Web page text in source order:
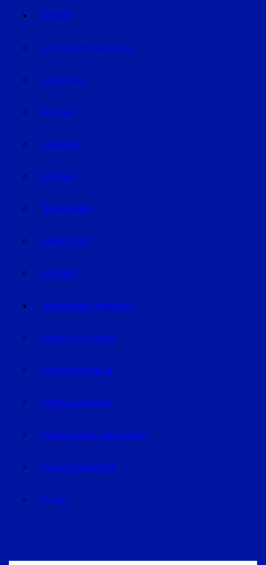
SPORT
EISHOCKEY/INLINEHOCKEY
VOLLEYBALL
FUSSBALL
HANDBALL
FOOTBALL
TRABRENNEN
KAMPFSPORT
SONSTIGE
VERANSTALTUNGEN
VERANSTALTUNGEN
REGION STRAUBING
REGION LANDSHUT
REGION DINGOLFING-LANDAU
RAUM DEGGENDORF
BLUVAL